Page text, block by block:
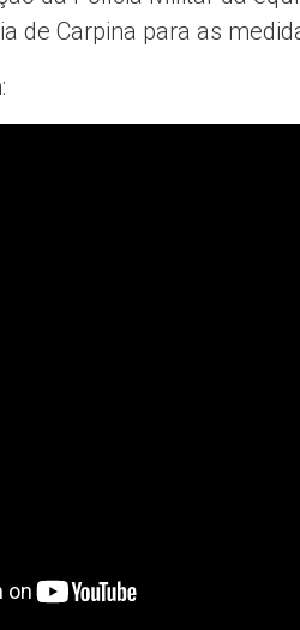
de Carpina para as